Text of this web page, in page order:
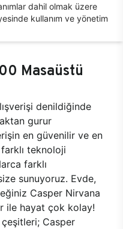
dahil olmak üzere
kullanım ve yönetim
Masaüstü
denildiğinde
gurur
en güvenilir ve en
teknoloji
farklı
sunuyoruz. Evde,
Casper Nirvana
ile hayat çok kolay!
Casper